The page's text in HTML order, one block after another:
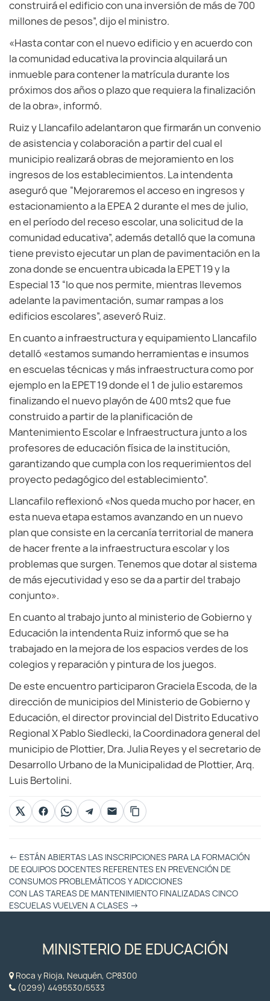
construirá el edificio con una inversión de más de 700
millones de pesos”, dijo el ministro.
«Hasta contar con el nuevo edificio y en acuerdo con
la comunidad educativa la provincia alquilará un
inmueble para contener la matrícula durante los
próximos dos años o plazo que requiera la finalización
de la obra», informó.
Ruiz y Llancafilo adelantaron que firmarán un convenio
de asistencia y colaboración a partir del cual el
municipio realizará obras de mejoramiento en los
ingresos de los establecimientos. La intendenta
aseguró que “Mejoraremos el acceso en ingresos y
estacionamiento a la EPEA 2 durante el mes de julio,
en el período del receso escolar, una solicitud de la
comunidad educativa”, además detalló que la comuna
tiene previsto ejecutar un plan de pavimentación en la
zona donde se encuentra ubicada la EPET 19 y la
Especial 13 “lo que nos permite, mientras llevemos
adelante la pavimentación, sumar rampas a los
edificios escolares”, aseveró Ruiz.
En cuanto a infraestructura y equipamiento Llancafilo
detalló «estamos sumando herramientas e insumos
en escuelas técnicas y más infraestructura como por
ejemplo en la EPET 19 donde el 1 de julio estaremos
finalizando el nuevo playón de 400 mts2 que fue
construido a partir de la planificación de
Mantenimiento Escolar e Infraestructura junto a los
profesores de educación física de la institución,
garantizando que cumpla con los requerimientos del
proyecto pedagógico del establecimiento”.
Llancafilo reflexionó «Nos queda mucho por hacer, en
esta nueva etapa estamos avanzando en un nuevo
plan que consiste en la cercanía territorial de manera
de hacer frente a la infraestructura escolar y los
problemas que surgen. Tenemos que dotar al sistema
de más ejecutividad y eso se da a partir del trabajo
conjunto».
En cuanto al trabajo junto al ministerio de Gobierno y
Educación la intendenta Ruiz informó que se ha
trabajado en la mejora de los espacios verdes de los
colegios y reparación y pintura de los juegos.
De este encuentro participaron Graciela Escoda, de la
dirección de municipios del Ministerio de Gobierno y
Educación, el director provincial del Distrito Educativo
Regional X Pablo Siedlecki, la Coordinadora general del
municipio de Plottier, Dra. Julia Reyes y el secretario de
Desarrollo Urbano de la Municipalidad de Plottier, Arq.
Luis Bertolini.
Otras
Entradas
← ESTÁN ABIERTAS LAS INSCRIPCIONES PARA LA FORMACIÓN
DE EQUIPOS DOCENTES REFERENTES EN PREVENCIÓN DE
CONSUMOS PROBLEMÁTICOS Y ADICCIONES
CON LAS TAREAS DE MANTENIMIENTO FINALIZADAS CINCO
ESCUELAS VUELVEN A CLASES →
MINISTERIO DE EDUCACIÓN
Roca y Rioja, Neuquén, CP8300
(0299) 4495530/5533